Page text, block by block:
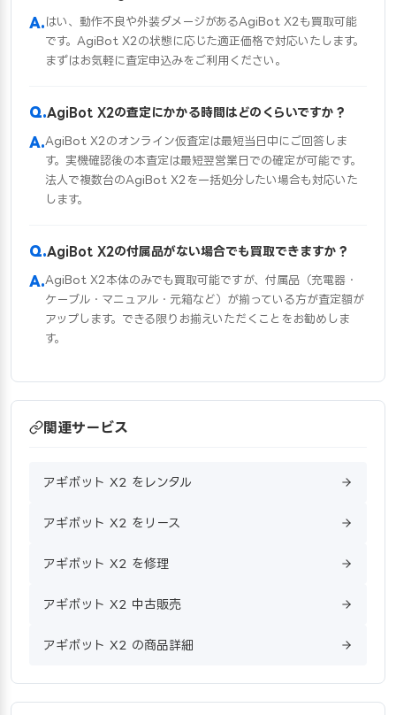
はい、動作不良や外装ダメージがあるAgiBot X2も買取可能
です。AgiBot X2の状態に応じた適正価格で対応いたします。
まずはお気軽に査定申込みをご利用ください。
AgiBot X2の査定にかかる時間はどのくらいですか？
AgiBot X2のオンライン仮査定は最短当日中にご回答しま
す。実機確認後の本査定は最短翌営業日での確定が可能です。
法人で複数台のAgiBot X2を一括処分したい場合も対応いた
します。
AgiBot X2の付属品がない場合でも買取できますか？
AgiBot X2本体のみでも買取可能ですが、付属品（充電器・
ケーブル・マニュアル・元箱など）が揃っている方が査定額が
アップします。できる限りお揃えいただくことをお勧めしま
す。
関連サービス
アギボット X2 をレンタル
アギボット X2 をリース
アギボット X2 を修理
アギボット X2 中古販売
アギボット X2 の商品詳細